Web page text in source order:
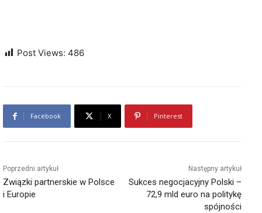
Post Views: 486
Facebook X Pinterest
Poprzedni artykuł
Związki partnerskie w Polsce
i Europie
Następny artykuł
Sukces negocjacyjny Polski –
72,9 mld euro na politykę
spójności